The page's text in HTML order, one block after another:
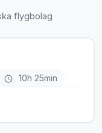
flygbolag
10h 25min